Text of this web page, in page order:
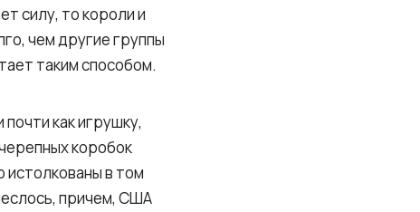
силу, то короли и
чем другие группы
таким способом.
как игрушку,
коробок
истолкованы в том
причем, США